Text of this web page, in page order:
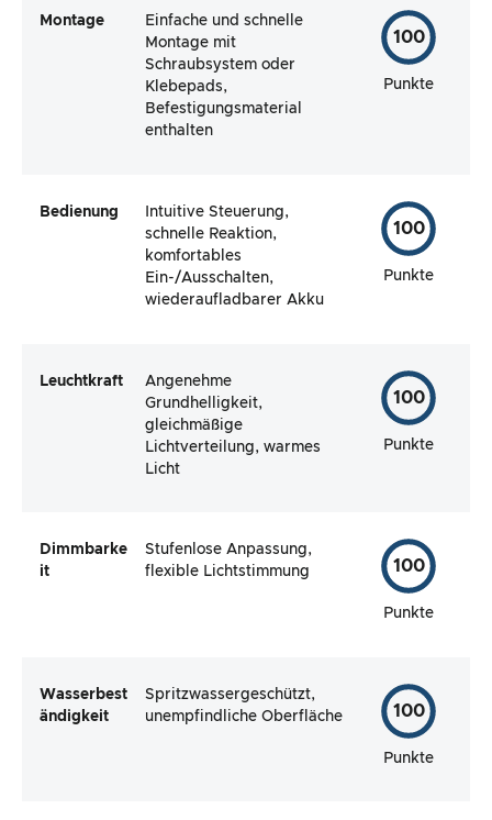
Montage
Einfache und schnelle
Montage mit
Schraubsystem oder
Klebepads,
Befestigungsmaterial
enthalten
100
Punkte
Bedienung
Intuitive Steuerung,
schnelle Reaktion,
komfortables
Ein-/Ausschalten,
wiederaufladbarer Akku
100
Punkte
Leuchtkraft
Angenehme
Grundhelligkeit,
gleichmäßige
Lichtverteilung, warmes
Licht
100
Punkte
Dimmbarke
it
Stufenlose Anpassung,
flexible Lichtstimmung
100
Punkte
Wasserbest
ändigkeit
Spritzwassergeschützt,
unempfindliche Oberfläche
100
Punkte